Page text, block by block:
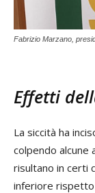
Fabrizio Marzano,
Effetti
La siccità ha
colpendo alcune
risultano in certi
inferiore rispetto